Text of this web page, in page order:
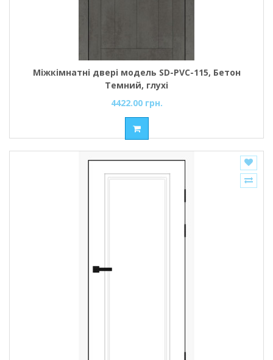
Міжкімнатні двері модель SD-PVC-115, Бетон
Темний, глухі
4422.00 грн.